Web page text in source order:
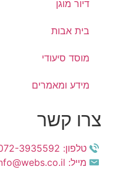
דיור מוגן
בית אבות
מוסד סיעודי
מידע ומאמרים
צרו קשר
טלפון: 072-3935592
מייל: info@webs.co.il